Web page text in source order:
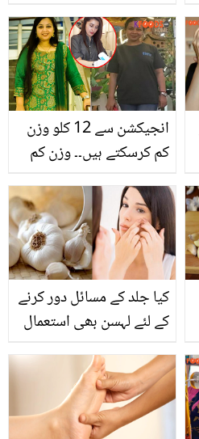
آپ کے وزن میں حیرت
انگیز کمی وہ بھی بِنا ڈائیٹ
کیے
انجیکشن سے 12 کلو وزن
کم کرسکتے ہیں۔۔ وزن کم
سے ہیں؟ جانیں اہم
معلومات
کیا جلد کے مسائل دور کرنے
کے لئے لہسن بھی استعمال
کے استعمال کا طریقہ اور
حیرت انگیز فوائد